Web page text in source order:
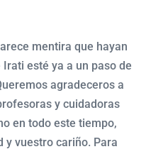
mentira que hayan
esté ya a un paso de
agradeceros a
y cuidadoras
en todo este tiempo,
vuestro cariño. Para